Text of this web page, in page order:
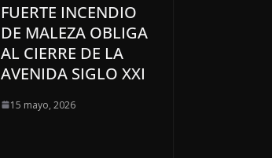
FUERTE INCENDIO
DE MALEZA OBLIGA
AL CIERRE DE LA
AVENIDA SIGLO XXI
15 mayo, 2026